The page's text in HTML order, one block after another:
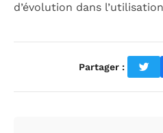
d’évolution dans
Partager :